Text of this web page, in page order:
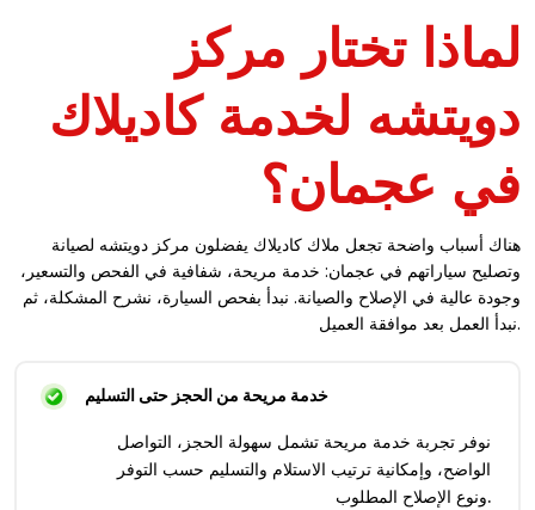
لماذا تختار مركز
دويتشه لخدمة كاديلاك
في عجمان؟
هناك أسباب واضحة تجعل ملاك كاديلاك يفضلون مركز دويتشه لصيانة
وتصليح سياراتهم في عجمان: خدمة مريحة، شفافية في الفحص والتسعير،
وجودة عالية في الإصلاح والصيانة. نبدأ بفحص السيارة، نشرح المشكلة، ثم
نبدأ العمل بعد موافقة العميل.
خدمة مريحة من الحجز حتى التسليم
نوفر تجربة خدمة مريحة تشمل سهولة الحجز، التواصل
الواضح، وإمكانية ترتيب الاستلام والتسليم حسب التوفر
ونوع الإصلاح المطلوب.